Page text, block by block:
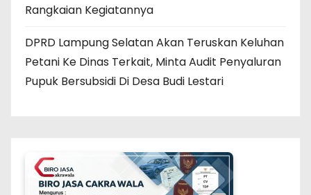
Rangkaian Kegiatannya
DPRD Lampung Selatan Akan Teruskan Keluhan
Petani Ke Dinas Terkait, Minta Audit Penyaluran
Pupuk Bersubsidi Di Desa Budi Lestari